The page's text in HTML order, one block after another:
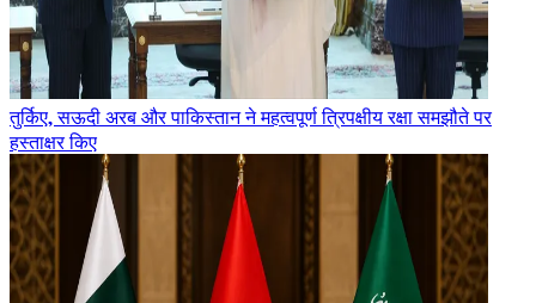
तुर्किए, सऊदी अरब और पाकिस्तान ने महत्वपूर्ण त्रिपक्षीय रक्षा समझौते पर
हस्ताक्षर किए